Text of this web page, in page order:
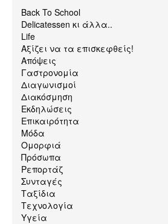
Back To School
Delicatessen κι άλλα..
Life
Αξίζει να τα επισκεφθείς!
Απόψεις
Γαστρονομία
Διαγωνισμοί
Διακόσμηση
Εκδηλώσεις
Επικαιρότητα
Μόδα
Ομορφιά
Πρόσωπα
Ρεπορτάζ
Συνταγές
Ταξίδια
Τεχνολογία
Υγεία